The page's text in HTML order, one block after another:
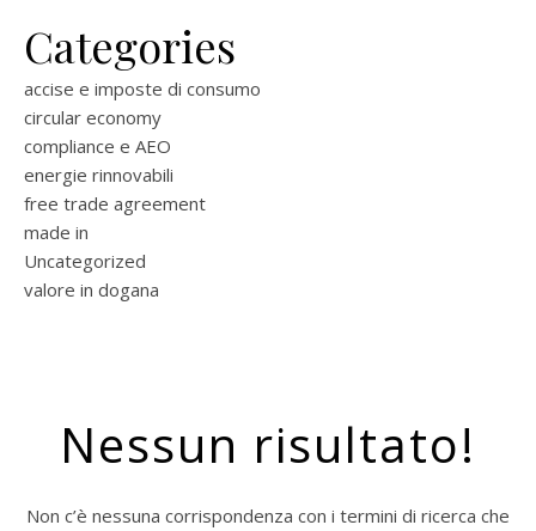
Categories
accise e imposte di consumo
circular economy
compliance e AEO
energie rinnovabili
free trade agreement
made in
Uncategorized
valore in dogana
Nessun risultato!
Non c’è nessuna corrispondenza con i termini di ricerca che